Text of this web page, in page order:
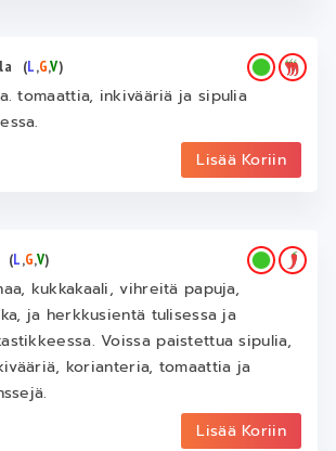
(L,G,V)
tomaattia, inkivääriä ja sipulia
Lisää Koriin
(L,G,V)
kukkakaali, vihreitä papuja,
ja herkkusientä tulisessa ja
Voissa paistettua sipulia,
korianteria, tomaattia ja
Lisää Koriin